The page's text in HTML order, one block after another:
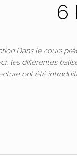
6
Dans le cours
les différentes
ont été